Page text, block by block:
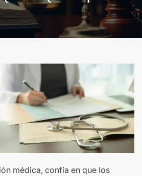
médica, confía en que los